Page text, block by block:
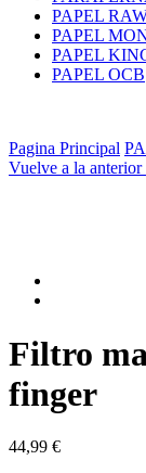
PAPEL
PAPEL
PAPEL
PAPEL OCB
Pagina Principal
Vuelve a la anterior
Filtro
finger
44,99 €